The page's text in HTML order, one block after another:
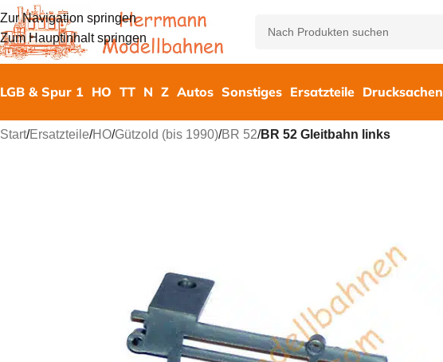
Zur Navigation springen
Zum Hauptinhalt springen
LGB & Spur 1 HO TT N Z Autos Sonstiges Ersatzteile Drucksachen
Start/Ersatzteile/HO/Gützold (bis 1990)/BR 52/BR 52 Gleitbahn links